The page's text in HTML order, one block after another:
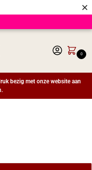
×
0
bezig met onze website aan